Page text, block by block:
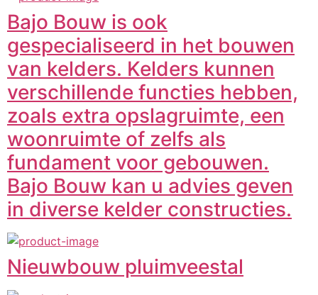
Bajo Bouw is ook
gespecialiseerd in het bouwen
van kelders. Kelders kunnen
verschillende functies hebben,
zoals extra opslagruimte, een
woonruimte of zelfs als
fundament voor gebouwen.
Bajo Bouw kan u advies geven
in diverse kelder constructies.
Nieuwbouw pluimveestal